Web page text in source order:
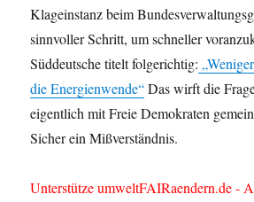
Klageinstanz beim
sinnvoller Schritt, um schneller
Süddeutsche titelt folgerichtig:
die Energienwende“Das wirft die
eigentlich mit Freie Demokraten
Sicher ein Mißverständnis.
Unterstütze umweltFAIRaendern.de -